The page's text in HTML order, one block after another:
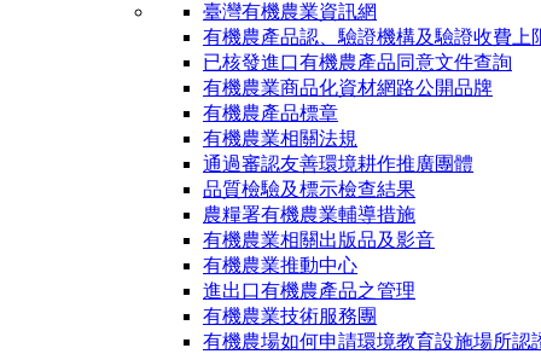
臺灣有機農業資訊網
有機農產品認、驗證機構及驗證收費上
已核發進口有機農產品同意文件查詢
有機農業商品化資材網路公開品牌
有機農產品標章
有機農業相關法規
通過審認友善環境耕作推廣團體
品質檢驗及標示檢查結果
農糧署有機農業輔導措施
有機農業相關出版品及影音
有機農業推動中心
進出口有機農產品之管理
有機農業技術服務團
有機農場如何申請環境教育設施場所認